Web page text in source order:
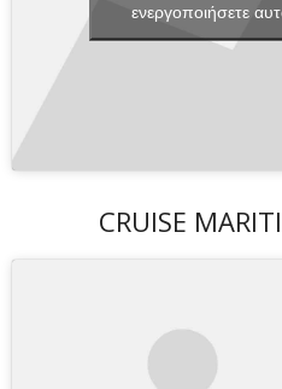
ενεργοποιήσετε
CRUISE